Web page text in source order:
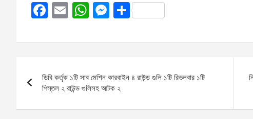
F
ce
o
o
k
E
ail
W
at
A
p
p
M
se
g
er
S
ar
navigation
ডিবি কর্তৃক ১টি সাব মেশিন কারবাইন ৪ রাউন্ড গুলি ১টি রিভলবার ১টি
পিস্তল ২ রাউন্ড গুলিসহ আটক ২